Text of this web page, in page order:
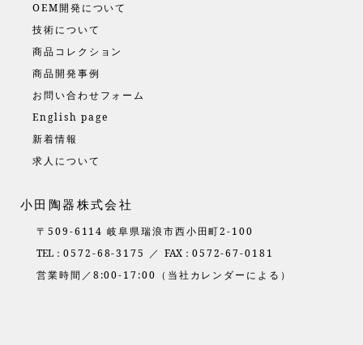
OEM開発について
技術について
商品コレクション
商品開発事例
お問い合わせフォーム
English page
新着情報
求人について
小田陶器株式会社
〒509-6114 岐阜県瑞浪市西小田町2-100
TEL： 0572-68-3175 ／ FAX： 0572-67-0181
営業時間／8:00-17:00（当社カレンダーによる）